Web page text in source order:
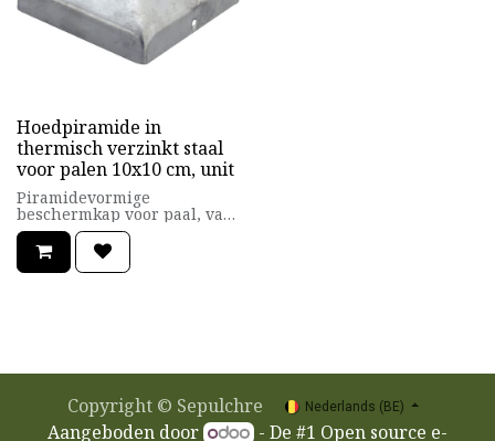
Hoedpiramide in
thermisch verzinkt staal
voor palen 10x10 cm, unit
Piramidevormige
beschermkap voor paal, van
gegalvaniseerd staal
Copyright © Sepulchre Nederlands (BE)
Aangeboden door - De #1 Open source e-